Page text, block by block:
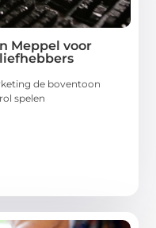
Meppel voor
de boventoon
spelen